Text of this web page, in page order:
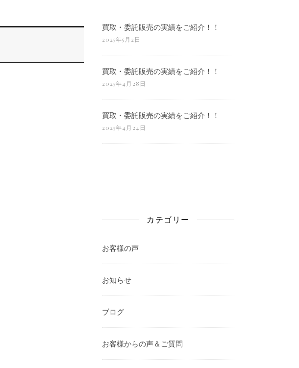
買取・委託販売の実績をご紹介！！
2025年5月2日
買取・委託販売の実績をご紹介！！
2025年4月28日
買取・委託販売の実績をご紹介！！
2025年4月24日
カテゴリー
お客様の声
お知らせ
ブログ
お客様からの声＆ご質問